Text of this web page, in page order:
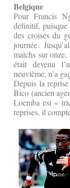
Belgique
Pour Francis
définitif, puisque
des croisés du
journée.
matchs sur onze,
était devenu
neuvième, n’a
Depuis la
Bico (ancien
Loemba est «
reprises, il